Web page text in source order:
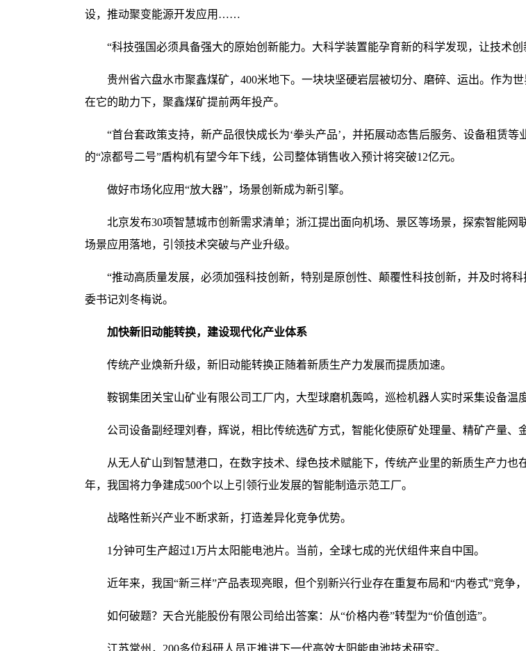
设，推动聚变能源开发应用……
“科技强国必须具备强大的原始创新能力。大科学装置能孕育新的科学发现，让技术创
贵州省六盘水市聚鑫煤矿，400米地下。一块块坚硬岩层被切分、磨碎、运出。作为
在它的助力下，聚鑫煤矿提前两年投产。
“首台套政策支持，新产品很快成长为‘拳头产品’，并拓展动态售后服务、设备租赁
的“凉都号二号”盾构机有望今年下线，公司整体销售收入预计将突破12亿元。
做好市场化应用“放大器”，场景创新成为新引擎。
北京发布30项智慧城市创新需求清单；浙江提出面向机场、景区等场景，探索智能
场景应用落地，引领技术突破与产业升级。
“推动高质量发展，必须加强科技创新，特别是原创性、颠覆性科技创新，并及时将
委书记刘冬梅说。
加快新旧动能转换，建设现代化产业体系
传统产业焕新升级，新旧动能转换正随着新质生产力发展而提质加速。
鞍钢集团关宝山矿业有限公司工厂内，大型球磨机轰鸣，巡检机器人实时采集设备温
公司设备副经理刘春，辉说，相比传统选矿方式，智能化使原矿处理量、精矿产量、
从无人矿山到智慧港口，在数字技术、绿色技术赋能下，传统产业里的新质生产力也
年，我国将力争建成500个以上引领行业发展的智能制造示范工厂。
战略性新兴产业不断求新，打造差异化竞争优势。
1分钟可生产超过1万片太阳能电池片。当前，全球七成的光伏组件来自中国。
近年来，我国“新三样”产品表现亮眼，但个别新兴行业存在重复布局和“内卷式”竞争
如何破题？天合光能股份有限公司给出答案：从“价格内卷”转型为“价值创造”。
江苏常州，200多位科研人员正推进下一代高效太阳能电池技术研究。